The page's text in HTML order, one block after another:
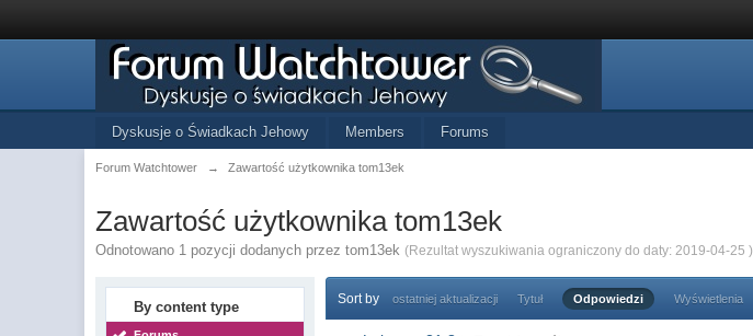
Dyskusje o Świadkach Jehowy Members Forums
Forum Watchtower → Zawartość użytkownika tom13ek
Zawartość użytkownika tom13ek
Odnotowano 1 pozycji dodanych przez tom13ek (Rezultat wyszukiwania ograniczony do daty: 2019-04-25 )
By content type Sort by ostatniej aktualizacji Tytuł Odpowiedzi Wyświetlenia